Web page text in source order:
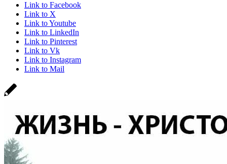
Link to Facebook
Link to X
Link to Youtube
Link to LinkedIn
Link to Pinterest
Link to Vk
Link to Instagram
Link to Mail